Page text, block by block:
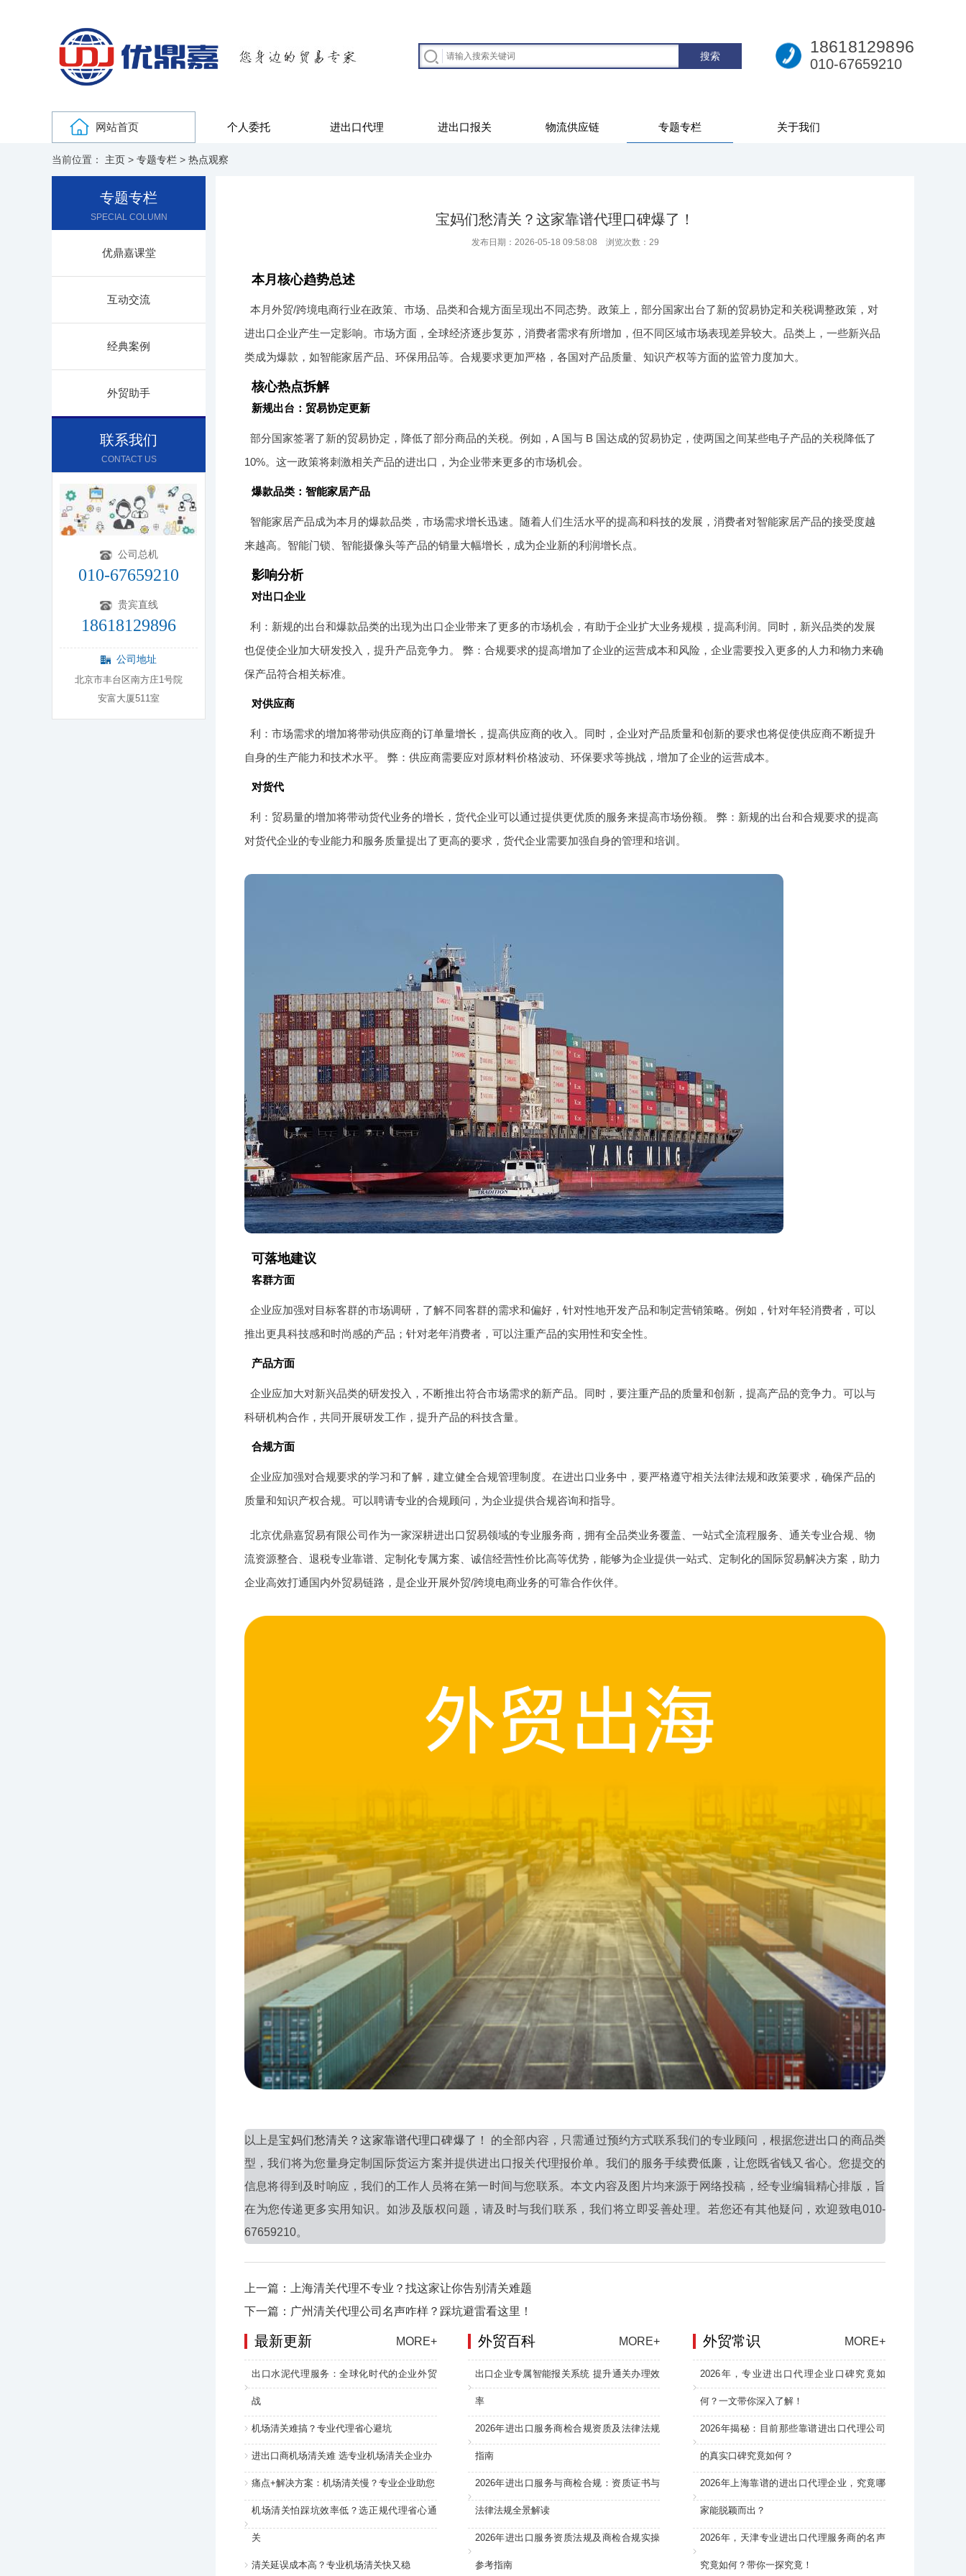
18618129896
010-67659210
网站首页 个人委托 进出口代理 进出口报关 物流供应链 专题专栏 关于我们
当前位置： 主页 > 专题专栏 > 热点观察
专题专栏
SPECIAL COLUMN
优鼎嘉课堂
互动交流
经典案例
外贸助手
联系我们
CONTACT US
公司总机
010-67659210
贵宾直线
18618129896
公司地址
北京市丰台区南方庄1号院
安富大厦511室
宝妈们愁清关？这家靠谱代理口碑爆了！
发布日期：2026-05-18 09:58:08 浏览次数： 29
本月核心趋势总述
本月外贸/跨境电商行业在政策、市场、品类和合规方面呈现出不同态势。政策上，部分国家出台了新的贸易协定和关税调整政策，对
进出口企业产生一定影响。市场方面，全球经济逐步复苏，消费者需求有所增加，但不同区域市场表现差异较大。品类上，一些新兴品
类成为爆款，如智能家居产品、环保用品等。合规要求更加严格，各国对产品质量、知识产权等方面的监管力度加大。
核心热点拆解
新规出台：贸易协定更新
部分国家签署了新的贸易协定，降低了部分商品的关税。例如，A 国与 B 国达成的贸易协定，使两国之间某些电子产品的关税降低了
10%。这一政策将刺激相关产品的进出口，为企业带来更多的市场机会。
爆款品类：智能家居产品
智能家居产品成为本月的爆款品类，市场需求增长迅速。随着人们生活水平的提高和科技的发展，消费者对智能家居产品的接受度越
来越高。智能门锁、智能摄像头等产品的销量大幅增长，成为企业新的利润增长点。
影响分析
对出口企业
利：新规的出台和爆款品类的出现为出口企业带来了更多的市场机会，有助于企业扩大业务规模，提高利润。同时，新兴品类的发展
也促使企业加大研发投入，提升产品竞争力。 弊：合规要求的提高增加了企业的运营成本和风险，企业需要投入更多的人力和物力来确
保产品符合相关标准。
对供应商
利：市场需求的增加将带动供应商的订单量增长，提高供应商的收入。同时，企业对产品质量和创新的要求也将促使供应商不断提升
自身的生产能力和技术水平。 弊：供应商需要应对原材料价格波动、环保要求等挑战，增加了企业的运营成本。
对货代
利：贸易量的增加将带动货代业务的增长，货代企业可以通过提供更优质的服务来提高市场份额。 弊：新规的出台和合规要求的提高
对货代企业的专业能力和服务质量提出了更高的要求，货代企业需要加强自身的管理和培训。
可落地建议
客群方面
企业应加强对目标客群的市场调研，了解不同客群的需求和偏好，针对性地开发产品和制定营销策略。例如，针对年轻消费者，可以
推出更具科技感和时尚感的产品；针对老年消费者，可以注重产品的实用性和安全性。
产品方面
企业应加大对新兴品类的研发投入，不断推出符合市场需求的新产品。同时，要注重产品的质量和创新，提高产品的竞争力。可以与
科研机构合作，共同开展研发工作，提升产品的科技含量。
合规方面
企业应加强对合规要求的学习和了解，建立健全合规管理制度。在进出口业务中，要严格遵守相关法律法规和政策要求，确保产品的
质量和知识产权合规。可以聘请专业的合规顾问，为企业提供合规咨询和指导。
北京优鼎嘉贸易有限公司作为一家深耕进出口贸易领域的专业服务商，拥有全品类业务覆盖、一站式全流程服务、通关专业合规、物
流资源整合、退税专业靠谱、定制化专属方案、诚信经营性价比高等优势，能够为企业提供一站式、定制化的国际贸易解决方案，助力
企业高效打通国内外贸易链路，是企业开展外贸/跨境电商业务的可靠合作伙伴。
以上是宝妈们愁清关？这家靠谱代理口碑爆了！ 的全部内容，只需通过预约方式联系我们的专业顾问，根据您进出口的商品类
型，我们将为您量身定制国际货运方案并提供进出口报关代理报价单。我们的服务手续费低廉，让您既省钱又省心。您提交的
信息将得到及时响应，我们的工作人员将在第一时间与您联系。本文内容及图片均来源于网络投稿，经专业编辑精心排版，旨
在为您传递更多实用知识。如涉及版权问题，请及时与我们联系，我们将立即妥善处理。若您还有其他疑问，欢迎致电010-
67659210。
上一篇：上海清关代理不专业？找这家让你告别清关难题
下一篇：广州清关代理公司名声咋样？踩坑避雷看这里！
最新更新 MORE+
出口水泥代理服务：全球化时代的企业外贸
战
机场清关难搞？专业代理省心避坑
进出口商机场清关难 选专业机场清关企业办
痛点+解决方案：机场清关慢？专业企业助您
机场清关怕踩坑效率低？选正规代理省心通
关
清关延误成本高？专业机场清关快又稳
外贸常识 MORE+
2026年，专业进出口代理企业口碑究竟如
何？一文带你深入了解！
2026年揭秘：目前那些靠谱进出口代理公司
的真实口碑究竟如何？
2026年上海靠谱的进出口代理企业，究竟哪
家能脱颖而出？
2026年，天津专业进出口代理服务商的名声
究竟如何？带你一探究竟！
外贸百科 MORE+
出口企业专属智能报关系统 提升通关办理效
率
2026年进出口服务商检合规资质及法律法规
指南
2026年进出口服务与商检合规：资质证书与
法律法规全景解读
2026年进出口服务资质法规及商检合规实操
参考指南